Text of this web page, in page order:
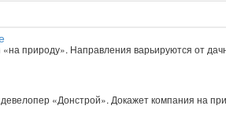
природу». Направления варьируются от
«Донстрой». Докажет компания на